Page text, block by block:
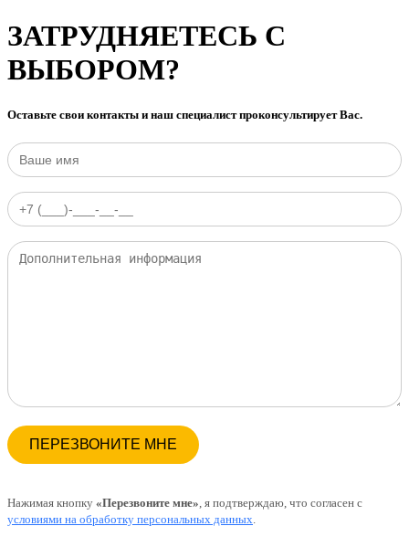
ЗАТРУДНЯЕТЕСЬ С
ВЫБОРОМ?
Оставьте свои контакты и наш специалист проконсультирует Вас.
Нажимая кнопку «Перезвоните мне» , я подтверждаю, что согласен с
условиями на обработку персональных данных